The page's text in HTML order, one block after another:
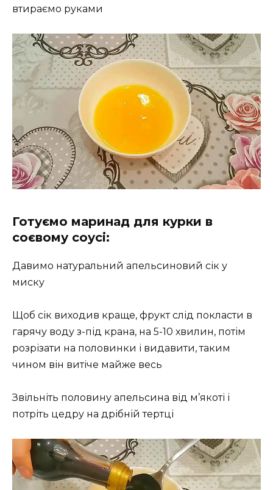
втираємо руками
Готуємо маринад для курки в
соєвому соусі:
Давимо натуральний апельсиновий сік у
миску
Щоб сік виходив краще, фрукт слід покласти в
гарячу воду з-під крана, на 5-10 хвилин, потім
розрізати на половинки і видавити, таким
чином він витіче майже весь
Звільніть половину апельсина від м’якоті і
потріть цедру на дрібній тертці